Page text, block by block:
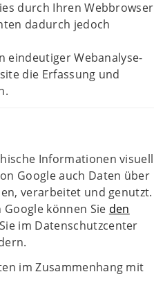
durch Ihren Webbrowser
dadurch jedoch
eindeutiger Webanalyse-
die Erfassung und
Informationen visuell
Google auch Daten über
verarbeitet und genutzt.
können Sie den
im Datenschutzcenter
im Zusammenhang mit